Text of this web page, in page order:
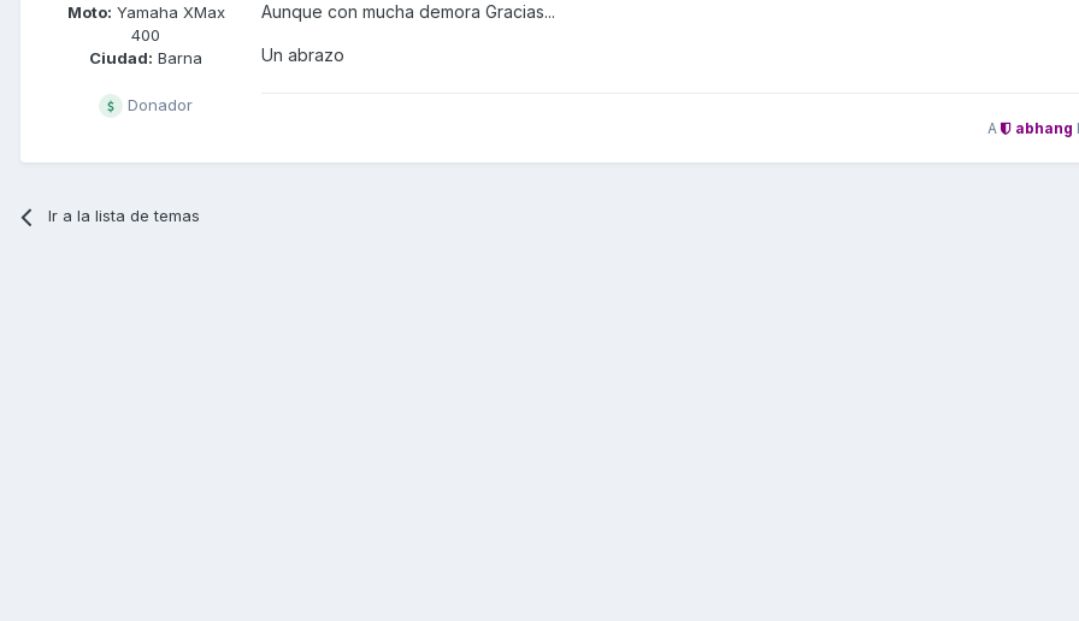
Moto: Yamaha XMax
400
Ciudad: Barna
Donador
Aunque con mucha demora Gracias...
Un abrazo
A abhang
Ir a la lista de temas